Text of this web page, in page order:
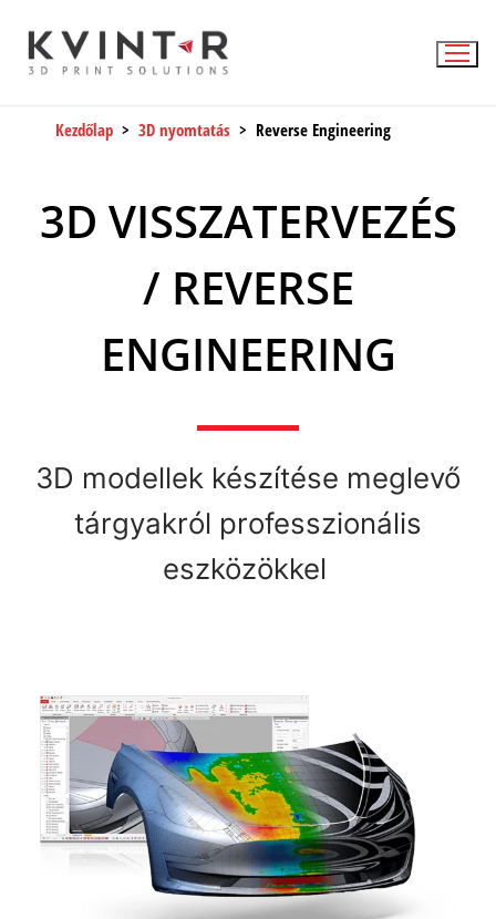
Kezdőlap > 3D nyomtatás > Reverse Engineering
3D VISSZATERVEZÉS
/ REVERSE
ENGINEERING
3D modellek készítése meglevő
tárgyakról professzionális
eszközökkel